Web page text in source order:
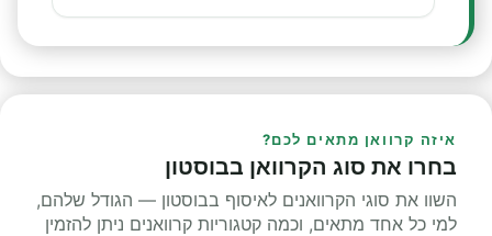
איזה קרוואן מתאים לכם?
בחרו את סוג הקרוואן בבוסטון
השוו את סוגי הקרוואנים לאיסוף בבוסטון — הגודל שלהם,
למי כל אחד מתאים, וכמה קטגוריות קרוואנים ניתן להזמין